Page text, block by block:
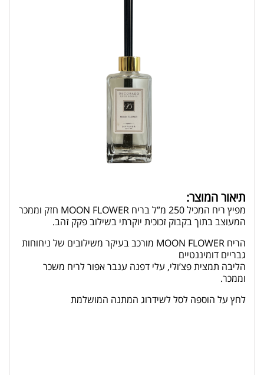
תיאור המוצר:
מפיץ ריח המכיל 250 מ”ל בריח MOON FLOWER חזק וממכר
המעוצב בתוך בקבוק זכוכית יוקרתי בשילוב פקק זהב.
הריח MOON FLOWER מורכב בעיקר משילובים של ניחוחות
גבריים דומיננטיים
הליבה תמצית פצ’ולי, עלי דפנה ענבר אפור לריח משכר
וממכר.
לחץ על הוספה לסל לשידרוג המתנה המושלמת